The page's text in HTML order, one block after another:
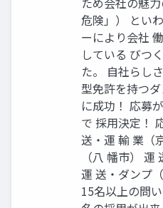
危険」） とい
ーにより会社
している びつ
た。 自社らし
型免許を持つ
に成功！ 応募
で 採用決定！
送・運 輸 業（
（八 幡市） 運
運 送・ダンプ
15名以上の問